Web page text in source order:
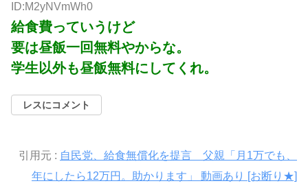
ID:M2yNVmWh0
給食費っていうけど
要は昼飯一回無料やからな。
学生以外も昼飯無料にしてくれ。
レスにコメント
引用元 : 自民党、給食無償化を提言 父親「月1万でも、
年にしたら12万円。助かります」 動画あり [お断り★]